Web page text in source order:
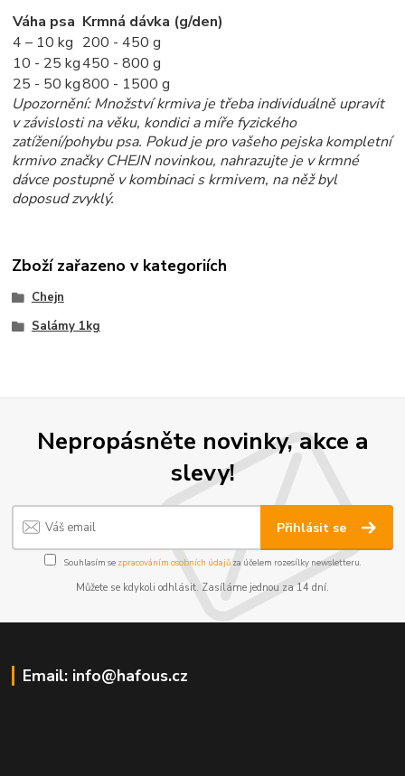
Váha psa Krmná dávka (g/den)
4 – 10 kg 200 - 450 g
10 - 25 kg450 - 800 g
25 - 50 kg800 - 1500 g
Upozornění: Množství krmiva je třeba individuálně upravit
v závislosti na věku, kondici a míře fyzického
zatížení/pohybu psa. Pokud je pro vašeho pejska kompletní
krmivo značky CHEJN novinkou, nahrazujte je v krmné
dávce postupně v kombinaci s krmivem, na něž byl
doposud zvyklý.
Zboží zařazeno v kategoriích
Chejn
Salámy 1kg
Nepropásněte novinky, akce a
slevy!
Přihlásit se
Souhlasím se zpracováním osobních údajůza účelem rozesílky newsletteru.
Můžete se kdykoli odhlásit. Zasíláme jednou za 14 dní.
Email: info@hafous.cz